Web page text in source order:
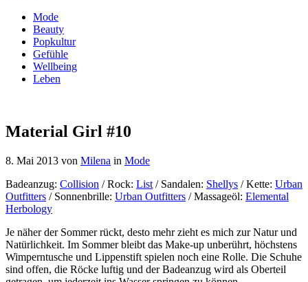
Mode
Beauty
Popkultur
Gefühle
Wellbeing
Leben
Material Girl #10
8. Mai 2013 von Milena in Mode
Badeanzug: Collision / Rock: List / Sandalen: Shellys / Kette: Urban
Outfitters / Sonnenbrille: Urban Outfitters / Massageöl: Elemental
Herbology
Je näher der Sommer rückt, desto mehr zieht es mich zur Natur und
Natürlichkeit. Im Sommer bleibt das Make-up unberührt, höchstens
Wimperntusche und Lippenstift spielen noch eine Rolle. Die Schuhe
sind offen, die Röcke luftig und der Badeanzug wird als Oberteil